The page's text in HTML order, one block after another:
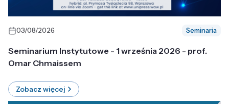
03/08/2026 Seminaria
Seminarium Instytutowe - 1 września 2026 - prof.
Omar Chmaissem
Zobacz więcej